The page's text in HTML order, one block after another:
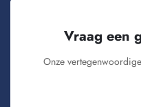
Vraag een
Onze